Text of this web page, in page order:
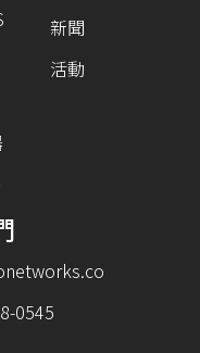
新聞
活動
0545